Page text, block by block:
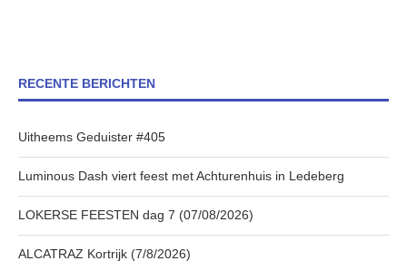
RECENTE BERICHTEN
Uitheems Geduister #405
Luminous Dash viert feest met Achturenhuis in Ledeberg
LOKERSE FEESTEN dag 7 (07/08/2026)
ALCATRAZ Kortrijk (7/8/2026)